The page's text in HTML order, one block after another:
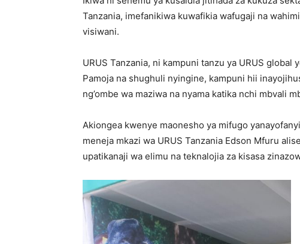
Tanzania, imefanikiwa kuwafikia wafugaji na
visiwani.
URUS Tanzania, ni kampuni tanzu ya URUS
Pamoja na shughuli nyingine, kampuni hii
ng’ombe wa maziwa na nyama katika nchi mbvali
Akiongea kwenye maonesho ya mifugo
meneja mkazi wa URUS Tanzania Edson Mfuru
upatikanaji wa elimu na teknalojia za kisasa